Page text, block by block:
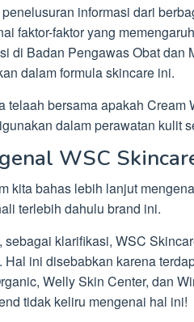
informasi dari
faktor-faktor yang
di Badan Pengawas Obat dan
dalam formula skincare ini.
telaah bersama apakah
dalam perawatan kulit
WSC
kita bahas lebih lanjut
terlebih dahulu brand ini.
sebagai klarifikasi, WSC
Hal ini disebabkan karena
Welly Skin Center, dan
tidak keliru mengenai hal ini!